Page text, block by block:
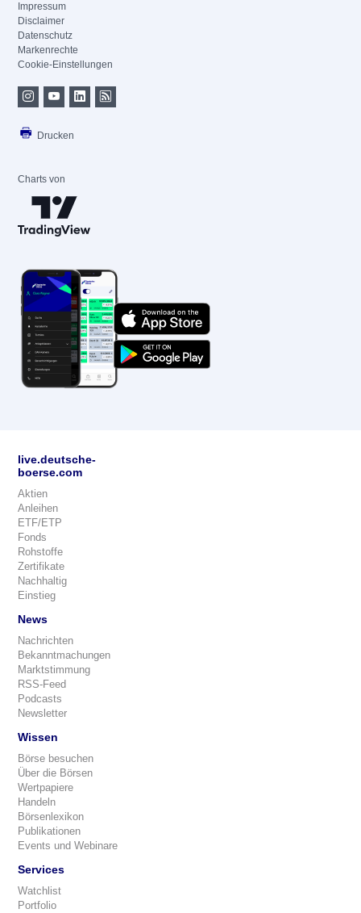
Impressum
Disclaimer
Datenschutz
Markenrechte
Cookie-Einstellungen
Drucken
Charts von
live.deutsche-
boerse.com
Aktien
Anleihen
ETF/ETP
Fonds
Rohstoffe
Zertifikate
Nachhaltig
Einstieg
News
Nachrichten
Bekanntmachungen
Marktstimmung
RSS-Feed
Podcasts
Newsletter
Wissen
Börse besuchen
Über die Börsen
Wertpapiere
Handeln
Börsenlexikon
Publikationen
Events und Webinare
Services
Watchlist
Portfolio